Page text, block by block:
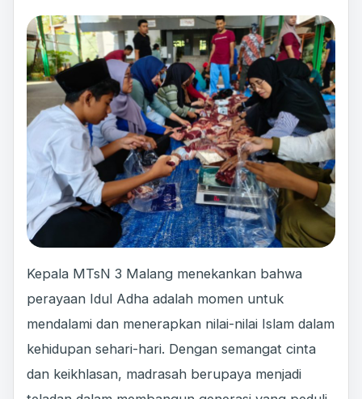
Kepala MTsN 3 Malang menekankan bahwa
perayaan Idul Adha adalah momen untuk
mendalami dan menerapkan nilai-nilai Islam dalam
kehidupan sehari-hari. Dengan semangat cinta
dan keikhlasan, madrasah berupaya menjadi